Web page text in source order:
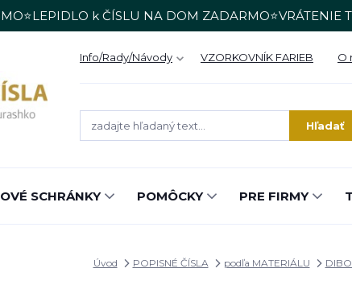
k ČÍSLU NA DOM
Info/Rady/Návody VZORKOVNÍK FARIEB O
Hľadať
SCHRÁNKY POMÔCKY PRE FIRMY
Úvod POPISNÉ ČÍSLA podľa MATERIÁLU